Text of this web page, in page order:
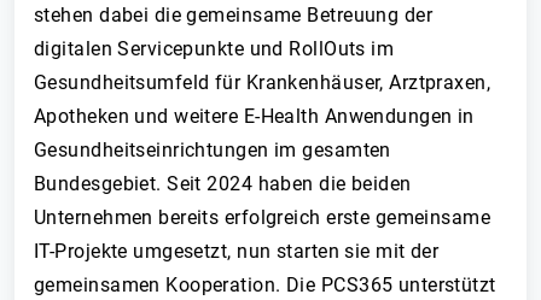
stehen dabei die gemeinsame Betreuung der
digitalen Servicepunkte und RollOuts im
Gesundheitsumfeld für Krankenhäuser, Arztpraxen,
Apotheken und weitere E-Health Anwendungen in
Gesundheitseinrichtungen im gesamten
Bundesgebiet. Seit 2024 haben die beiden
Unternehmen bereits erfolgreich erste gemeinsame
IT-Projekte umgesetzt, nun starten sie mit der
gemeinsamen Kooperation. Die PCS365 unterstützt